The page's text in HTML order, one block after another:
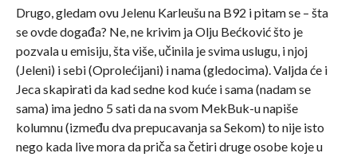
Drugo, gledam ovu Jelenu Karleušu na B92 i pitam se – šta
se ovde događa? Ne, ne krivim ja Olju Bećković što je
pozvala u emisiju, šta više, učinila je svima uslugu, i njoj
(Jeleni) i sebi (Oprolećijani) i nama (gledocima). Valjda će i
Jeca skapirati da kad sedne kod kuće i sama (nadam se
sama) ima jedno 5 sati da na svom MekBuk-u napiše
kolumnu (između dva prepucavanja sa Sekom) to nije isto
nego kada live mora da priča sa četiri druge osobe koje u